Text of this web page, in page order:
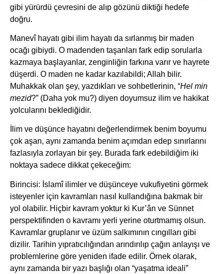
gibi yürürdü çevresini de alıp gözünü diktiği hedefe
doğru.
Manevî hayatı gibi ilim hayatı da sırlanmış bir maden
ocağı gibiydi. O madenden taşanları fark edip sorularla
kazmaya başlayanlar, zenginliğin farkına varır ve hayrete
düşerdi. O maden ne kadar kazılabildi; Allah bilir.
Muhakkak olan şey, yazdıkları ve sohbetlerinin, “Hel min
mezid?” (Daha yok mu?) diyen doyumsuz ilim ve hakikat
yolcularını beklediğidir.
İlim ve düşünce hayatını değerlendirmek benim boyumu
çok aşan, aynı zamanda benim açımdan edep sınırlarını
fazlasıyla zorlayan bir şey. Burada fark edebildiğim iki
noktaya sadece dikkat çekeceğim:
Birincisi: İslamî ilimler ve düşünceye vukufiyetini görmek
isteyenler için kavramları nasıl kullandığına bakmak bir
yol olabilir. Hiçbir kavram yoktur ki Kur’ân ve Sünnet
perspektifinden o kavramı yerli yerine oturtmamış olsun.
Kavramlar gruplanır ve üzüm salkımının cıngılları gibi
dizilir. Tarihin yıpratıcılığından arındırılıp çağın anlayışı ve
problemlerine göre yeniden ifade edilir. Örnek olarak,
aynı zamanda bir yazı başlığı olan “yaşatma ideali”